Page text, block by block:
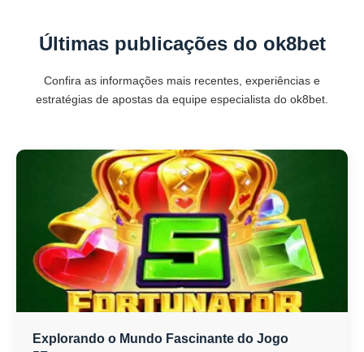
Últimas publicações do ok8bet
Confira as informações mais recentes, experiências e
estratégias de apostas da equipe especialista do ok8bet.
Explorando o Mundo Fascinante do Jogo